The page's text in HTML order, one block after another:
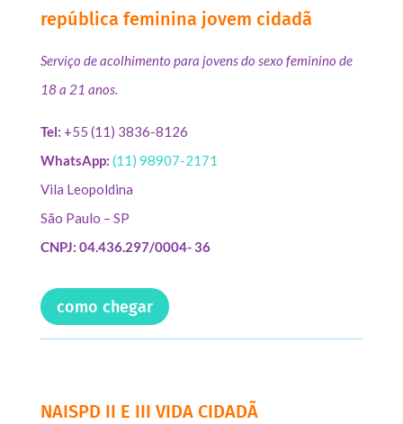
república feminina jovem cidadã
Serviço de acolhimento para jovens do sexo feminino de
18 a 21 anos.
Tel: +55 (11) 3836-8126
WhatsApp: (11) 98907-2171
Vila Leopoldina
São Paulo – SP
CNPJ: 04.436.297/0004- 36
como chegar
NAISPD II E III VIDA CIDADÃ